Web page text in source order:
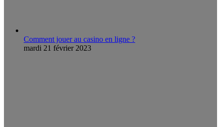
Comment jouer au casino en ligne ?
mardi 21 février 2023